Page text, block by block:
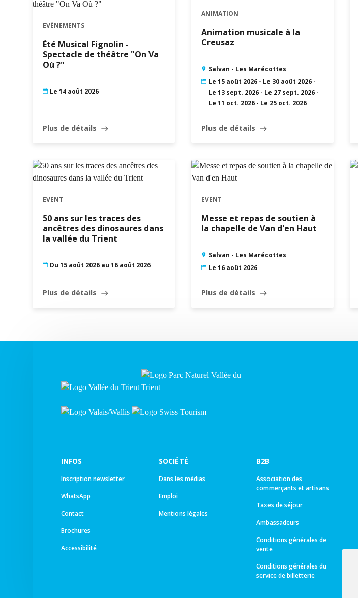
EVÉNEMENTS
Été Musical Fignolin -
Spectacle de théâtre "On Va
Où ?"
Le 14 août 2026
Plus de détails east
ANIMATION
Animation musicale à la
Creusaz
Salvan - Les Marécottes
Le 15 août 2026 - Le 30 août 2026 -
Le 13 sept. 2026 - Le 27 sept. 2026 -
Le 11 oct. 2026 - Le 25 oct. 2026
Plus de détails east
EVENT
50 ans sur les traces des
ancêtres des dinosaures dans
la vallée du Trient
Du 15 août 2026 au 16 août 2026
Plus de détails east
EVENT
Messe et repas de soutien à
la chapelle de Van d'en Haut
Salvan - Les Marécottes
Le 16 août 2026
Plus de détails east
INFOS
Inscription newsletter
WhatsApp
Contact
Brochures
Accessibilité
SOCIÉTÉ
Dans les médias
Emploi
Mentions légales
B2B
Association des
commerçants et artisans
Taxes de séjour
Ambassadeurs
Conditions générales de
vente
Conditions générales du
service de billetterie